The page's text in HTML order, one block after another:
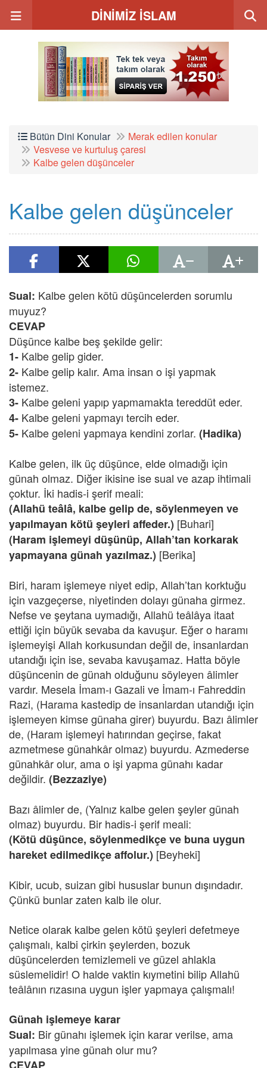
DİNİMİZ İSLAM
Bütün Dini Konular
Merak edilen konular
Vesvese ve kurtuluş çaresi
Kalbe gelen düşünceler
Kalbe gelen düşünceler
Sual: Kalbe gelen kötü düşüncelerden sorumlu
muyuz?
CEVAP
Düşünce kalbe beş şekilde gelir:
1- Kalbe gelip gider.
2- Kalbe gelip kalır. Ama insan o işi yapmak
istemez.
3- Kalbe geleni yapıp yapmamakta tereddüt eder.
4- Kalbe geleni yapmayı tercih eder.
5- Kalbe geleni yapmaya kendini zorlar. (Hadika)
Kalbe gelen, ilk üç düşünce, elde olmadığı için
günah olmaz. Diğer ikisine ise sual ve azap ihtimali
çoktur. İki hadis-i şerif meali:
(Allahü teâlâ, kalbe gelip de, söylenmeyen ve
yapılmayan kötü şeyleri affeder.) [Buhari]
(Haram işlemeyi düşünüp, Allah’tan korkarak
yapmayana günah yazılmaz.) [Berika]
Biri, haram işlemeye niyet edip, Allah’tan korktuğu
için vazgeçerse, niyetinden dolayı günaha girmez.
Nefse ve şeytana uymadığı, Allahü teâlâya itaat
ettiği için büyük sevaba da kavuşur. Eğer o haramı
işlemeyişi Allah korkusundan değil de, insanlardan
utandığı için ise, sevaba kavuşamaz. Hatta böyle
düşüncenin de günah olduğunu söyleyen âlimler
vardır. Mesela İmam-ı Gazali ve İmam-ı Fahreddin
Razi, (Harama kastedip de insanlardan utandığı için
işlemeyen kimse günaha girer) buyurdu. Bazı âlimler
de, (Haram işlemeyi hatırından geçirse, fakat
azmetmese günahkâr olmaz) buyurdu. Azmederse
günahkâr olur, ama o işi yapma günahı kadar
değildir. (Bezzaziye)
Bazı âlimler de, (Yalnız kalbe gelen şeyler günah
olmaz) buyurdu. Bir hadis-i şerif meali:
(Kötü düşünce, söylenmedikçe ve buna uygun
hareket edilmedikçe affolur.) [Beyheki]
Kibir, ucub, suizan gibi hususlar bunun dışındadır.
Çünkü bunlar zaten kalb ile olur.
Netice olarak kalbe gelen kötü şeyleri defetmeye
çalışmalı, kalbi çirkin şeylerden, bozuk
düşüncelerden temizlemeli ve güzel ahlakla
süslemelidir! O halde vaktin kıymetini bilip Allahü
teâlânın rızasına uygun işler yapmaya çalışmalı!
Günah işlemeye karar
Sual: Bir günahı işlemek için karar verilse, ama
yapılmasa yine günah olur mu?